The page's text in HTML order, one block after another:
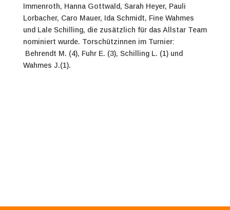
Immenroth, Hanna Gottwald, Sarah Heyer, Pauli
Lorbacher, Caro Mauer, Ida Schmidt, Fine Wahmes
und Lale Schilling, die zusätzlich für das Allstar Team
nominiert wurde. Torschützinnen im Turnier:
Behrendt M. (4), Fuhr E. (3), Schilling L. (1) und
Wahmes J.(1).